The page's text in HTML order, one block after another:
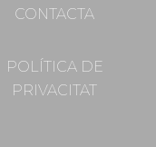
CONTACTA
POLÍTICA DE
PRIVACITAT